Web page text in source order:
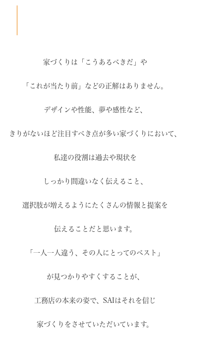
家づくりは「こうあるべきだ」や
「これが当たり前」などの正解はありません。
デザインや性能、夢や感性など、
きりがないほど注目すべき点が多い家づくりにおいて、
私達の役割は過去や現状を
しっかり間違いなく伝えること、
選択肢が増えるように たくさんの情報と提案を
伝えることだと思います。
「一人一人違う、その人にとってのベスト」
が見つかりやすくすることが、
工務店の本来の姿で、 SAIはそれを信じ
家づくりをさせていただいています。